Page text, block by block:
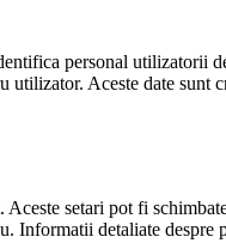
personal utilizatorii
Aceste date sunt
setari pot fi
Informatii detaliate